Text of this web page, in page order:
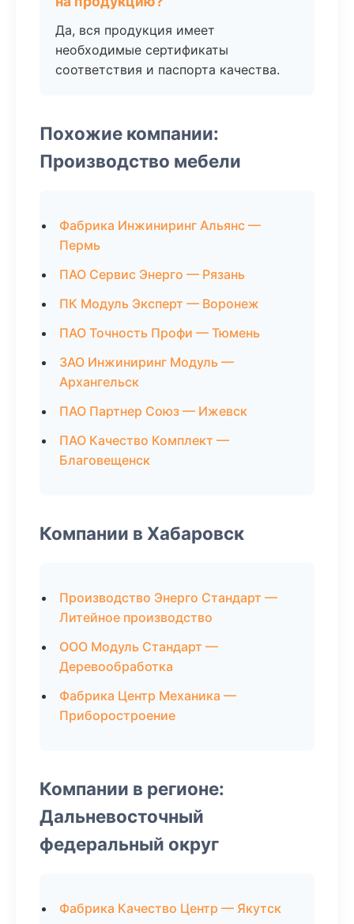
Да, вся продукция имеет
необходимые сертификаты
соответствия и паспорта качества.
Похожие компании:
Производство мебели
Фабрика Инжиниринг Альянс —
Пермь
ПАО Сервис Энерго — Рязань
ПК Модуль Эксперт — Воронеж
ПАО Точность Профи — Тюмень
ЗАО Инжиниринг Модуль —
Архангельск
ПАО Партнер Союз — Ижевск
ПАО Качество Комплект —
Благовещенск
Компании в Хабаровск
Производство Энерго Стандарт —
Литейное производство
ООО Модуль Стандарт —
Деревообработка
Фабрика Центр Механика —
Приборостроение
Компании в регионе:
Дальневосточный
федеральный округ
Фабрика Качество Центр — Якутск